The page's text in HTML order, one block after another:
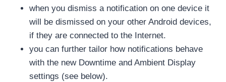
when you dismiss a notification on one device it
will be dismissed on your other Android devices,
if they are connected to the Internet.
you can further tailor how notifications behave
with the new Downtime and Ambient Display
settings (see below).